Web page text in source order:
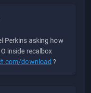
Perkins asking how
inside recalbox
download ?